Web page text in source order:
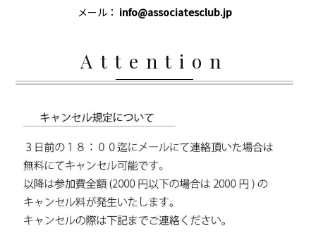
メール： info@associatesclub.jp
Attention